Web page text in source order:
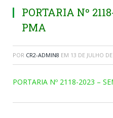
PORTARIA Nº
PMA
POR CR2-ADMIN8 EM 13 DE JULHO
PORTARIA Nº 2118-2023 –